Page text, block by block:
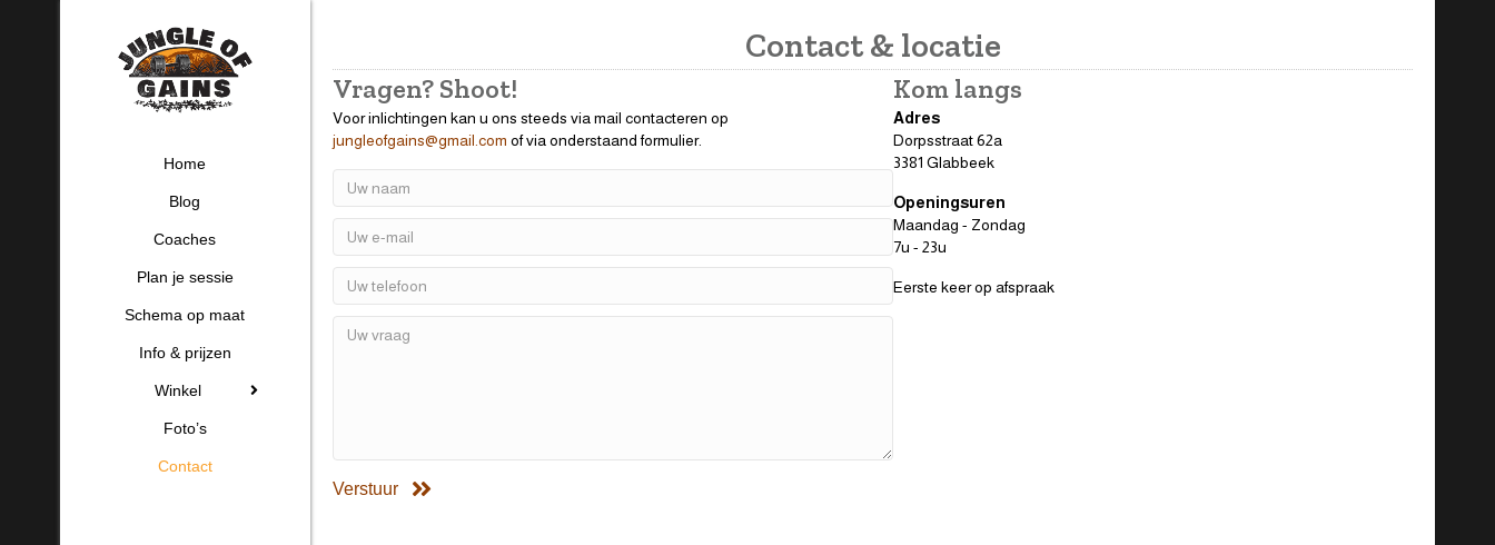
Home
Blog
Coaches
Plan je sessie
Schema op maat
Info & prijzen
Winkel
Foto’s
Contact
Contact & locatie
Vragen? Shoot!
Voor inlichtingen kan u ons steeds via mail contacteren op
jungleofgains@gmail.com of via onderstaand formulier.
Verstuur
Kom langs
Adres
Dorpsstraat 62a
3381 Glabbeek
Openingsuren
Maandag - Zondag
7u - 23u
Eerste keer op afspraak